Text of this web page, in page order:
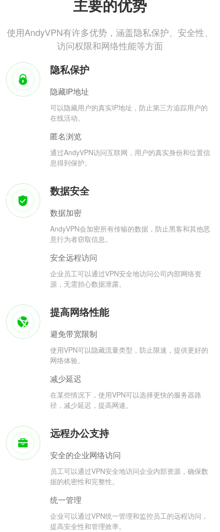
主要的优势
使用AndyVPN有许多优势，涵盖隐私保护、安全性、
访问权限和网络性能等方面
隐私保护
隐藏IP地址
可以隐藏用户的真实IP地址，防止第三方追踪用户的
在线活动。
匿名浏览
通过AndyVPN访问互联网，用户的真实身份和位置信
息得到保护。
数据安全
数据加密
AndyVPN会加密所有传输的数据，防止黑客和其他恶
意行为者窃取信息。
安全远程访问
企业员工可以通过VPN安全地访问公司内部网络资
源，无需担心数据泄露。
提高网络性能
避免带宽限制
使用VPN可以隐藏流量类型，防止限速，提供更好的
网络体验。
减少延迟
在某些情况下，使用VPN可以选择更快的服务器路
径，减少延迟，提高网速。
远程办公支持
安全的企业网络访问
员工可以通过VPN安全地访问企业内部资源，确保数
据的机密性和完整性。
统一管理
企业可以通过VPN统一管理和监控员工的远程访问，
提高安全性和管理效率。